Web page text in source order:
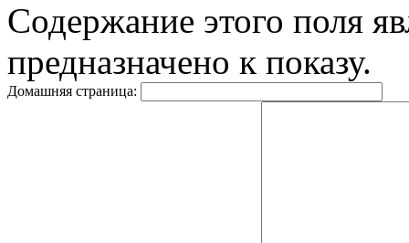
Содержание этого поля
предназначено к показу.
Домашняя страница: